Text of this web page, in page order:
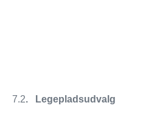
7.2. Legepladsudvalg